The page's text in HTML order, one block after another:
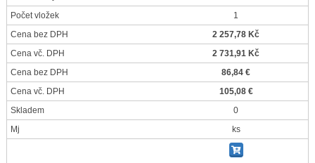
Počet vložek
1
Cena bez DPH
2 257,78 Kč
Cena vč. DPH
2 731,91 Kč
Cena bez DPH
86,84 €
Cena vč. DPH
105,08 €
Skladem
0
Mj
ks